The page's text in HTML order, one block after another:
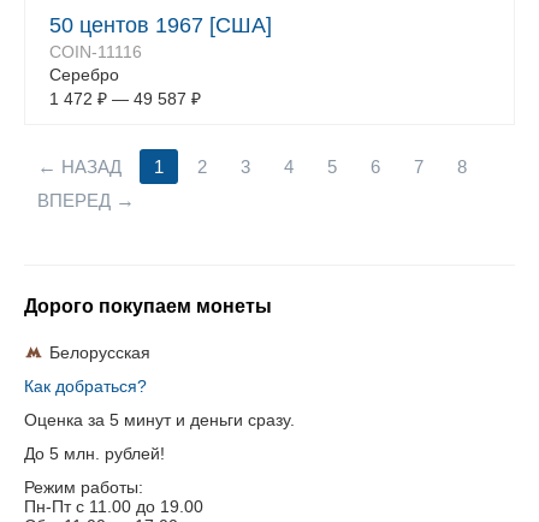
50 центов 1967 [США]
COIN-11116
Серебро
1 472 ₽ — 49 587 ₽
НАЗАД 1 2 3 4 5 6 7
8
ВПЕРЕД
Дорого покупаем монеты
Белорусская
Как добраться?
Оценка за 5 минут и деньги сразу.
До 5 млн. рублей!
Режим работы:
Пн-Пт c 11.00 до 19.00